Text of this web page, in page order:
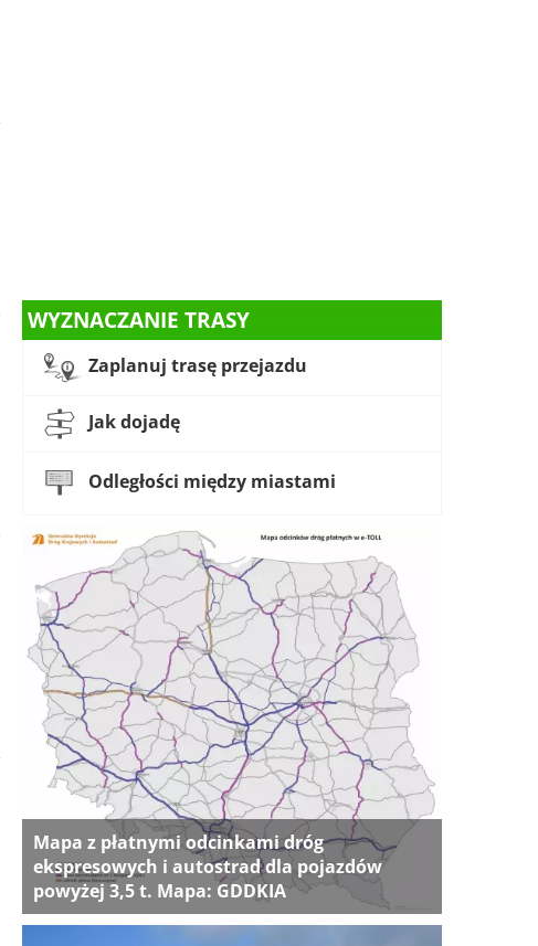
WYZNACZANIE TRASY
Zaplanuj trasę przejazdu
Jak dojadę
Odległości między miastami
Mapa z płatnymi odcinkami dróg
ekspresowych i autostrad dla pojazdów
powyżej 3,5 t. Mapa: GDDKIA